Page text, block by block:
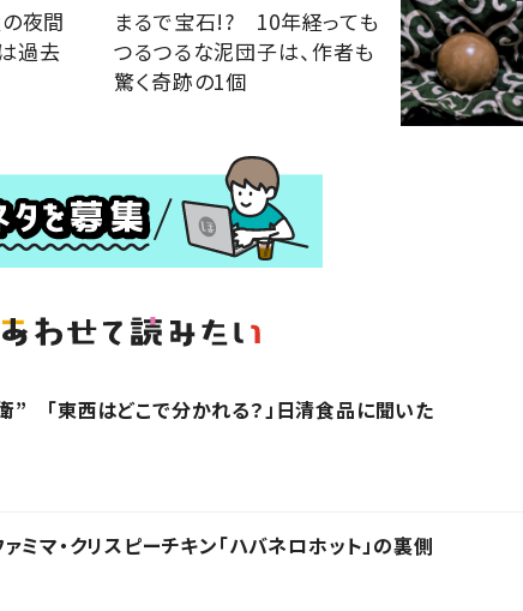
夜間
過去
まるで宝石!? 10年経っても
つるつるな泥団子は、作者も
驚く奇跡の1個
” 「東西はどこで分かれる？」日清食品に聞いた
マ・クリスピーチキン「ハバネロホット」の裏側